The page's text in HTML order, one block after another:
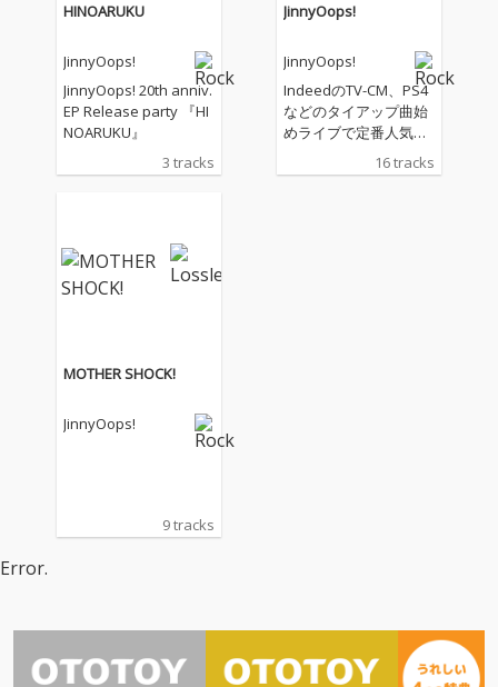
HINOARUKU
JinnyOops!
JinnyOops! 20th anniv.
EP Release party 『HI
NOARUKU』
3 tracks
JinnyOops!
JinnyOops!
IndeedのTV-CM、PS4
などのタイアップ曲始
めライブで定番人気曲
も新録し、まさにベス
トアルバムと言っても
16 tracks
MOTHER SHOCK!
JinnyOops!
9 tracks
Error.